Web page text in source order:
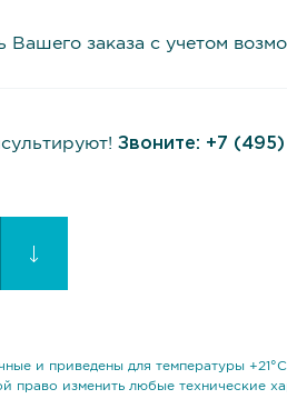
Вашего заказа с учетом
Звоните: +7
и приведены для температуры
право изменить любые технические